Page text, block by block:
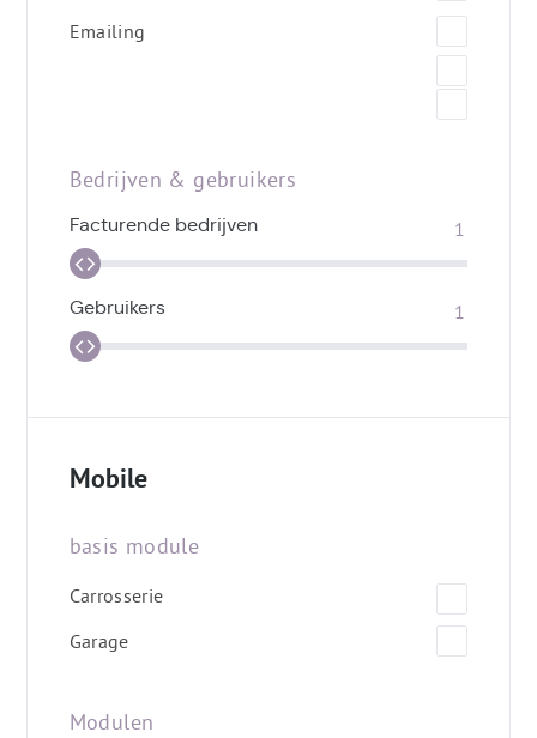
Emailing
Bedrijven & gebruikers
Facturende bedrijven
Gebruikers
Mobile
basis module
Carrosserie
Garage
Modulen